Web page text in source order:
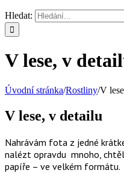
Hledat:
V lese, v
Úvodní stránka/Rostliny/V
V lese, v detailu
Nahrávám fota z jedné
nalézt opravdu mnoho,
papíře – ve velkém formátu.